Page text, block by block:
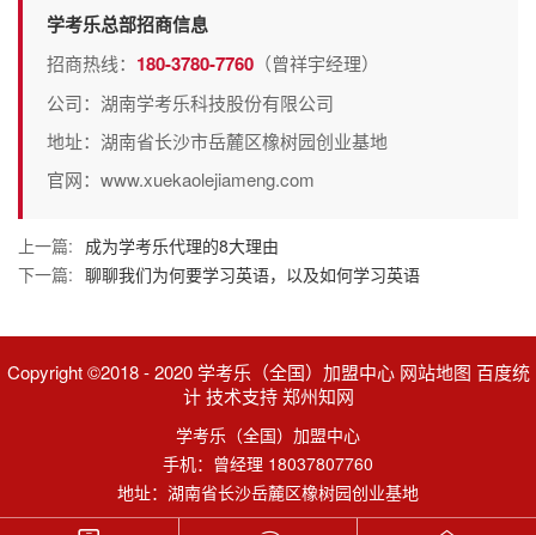
学考乐总部招商信息
招商热线： 180-3780-7760 （曾祥宇经理）
公司：湖南学考乐科技股份有限公司
地址：湖南省长沙市岳麓区橡树园创业基地
官网：www.xuekaolejiameng.com
上一篇: 成为学考乐代理的8大理由
下一篇: 聊聊我们为何要学习英语，以及如何学习英语
Copyright ©2018 - 2020 学考乐（全国）加盟中心 网站地图 百度统
计 技术支持 郑州知网
学考乐（全国）加盟中心
手机：曾经理 18037807760
地址：湖南省长沙岳麓区橡树园创业基地